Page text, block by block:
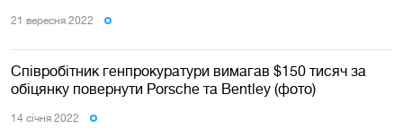
21 вересня 2022
Співробітник генпрокуратури вимагав $150 тисяч за
обіцянку повернути Porsche та Bentley (фото)
14 сiчня 2022